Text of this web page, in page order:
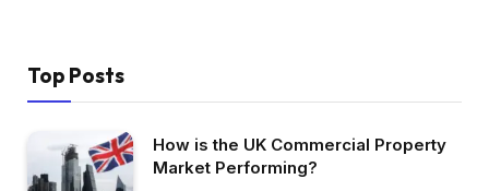
Top Posts
How is the UK Commercial Property
Market Performing?